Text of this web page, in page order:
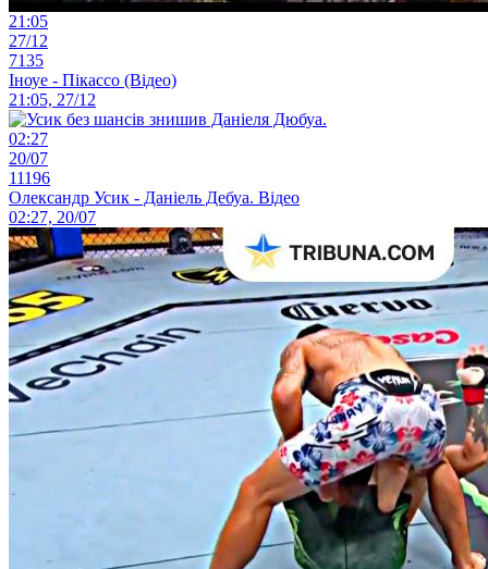
21:05
27/12
7135
Іноуе - Пікассо (Відео)
21:05, 27/12
02:27
20/07
11196
Олександр Усик - Даніель Дебуа. Відео
02:27, 20/07